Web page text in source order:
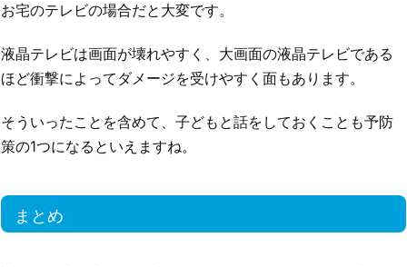
お宅のテレビの場合だと大変です。
液晶テレビは画面が壊れやすく、大画面の液晶テレビである
ほど衝撃によってダメージを受けやすく面もあります。
そういったことを含めて、子どもと話をしておくことも予防
策の1つになるといえますね。
まとめ